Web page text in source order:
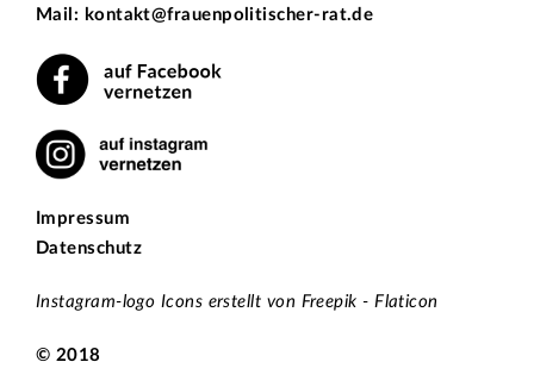
Mail: kontakt@frauenpolitischer-rat.de
Impressum
Datenschutz
Instagram-logo Icons erstellt von Freepik - Flaticon
© 2018